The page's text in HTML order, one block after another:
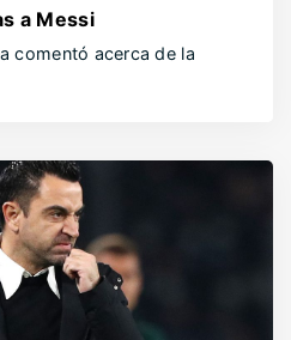
a Messi
comentó acerca de la